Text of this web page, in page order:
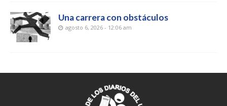
Una carrera con obstáculos
agosto 6, 2026 - 12:06 am